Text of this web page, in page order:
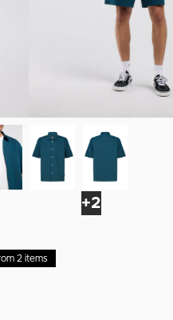
+2
2 items